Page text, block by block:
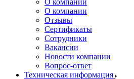
О компании
О компании
Отзывы
Сертификаты
Сотрудники
Вакансии
Новости компании
Вопрос-ответ
Техническая информация